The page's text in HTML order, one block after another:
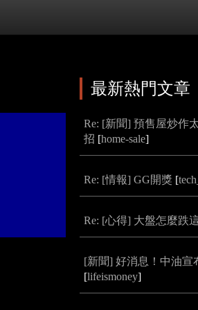
最新熱門文章
Re: [新聞] 預售屋炒作
招 [home-sale]
Re: [情報] GG開獎 [
Re: [心得] 大盤怎麼跌
[新聞] 好消息！中油宣
[lifeismoney]